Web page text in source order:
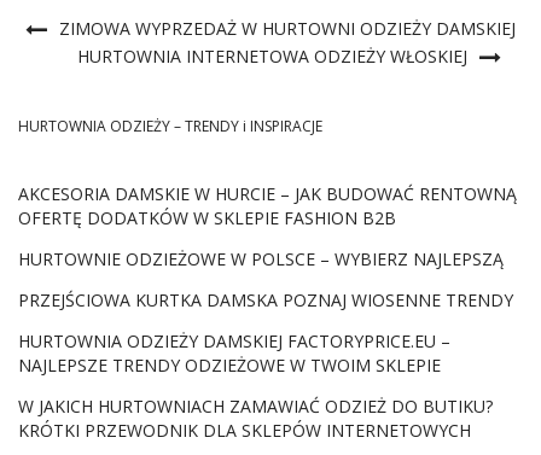
ZIMOWA WYPRZEDAŻ W HURTOWNI ODZIEŻY DAMSKIEJ
HURTOWNIA INTERNETOWA ODZIEŻY WŁOSKIEJ
HURTOWNIA ODZIEŻY – TRENDY i INSPIRACJE
AKCESORIA DAMSKIE W HURCIE – JAK BUDOWAĆ RENTOWNĄ
OFERTĘ DODATKÓW W SKLEPIE FASHION B2B
HURTOWNIE ODZIEŻOWE W POLSCE – WYBIERZ NAJLEPSZĄ
PRZEJŚCIOWA KURTKA DAMSKA POZNAJ WIOSENNE TRENDY
HURTOWNIA ODZIEŻY DAMSKIEJ FACTORYPRICE.EU –
NAJLEPSZE TRENDY ODZIEŻOWE W TWOIM SKLEPIE
W JAKICH HURTOWNIACH ZAMAWIAĆ ODZIEŻ DO BUTIKU?
KRÓTKI PRZEWODNIK DLA SKLEPÓW INTERNETOWYCH